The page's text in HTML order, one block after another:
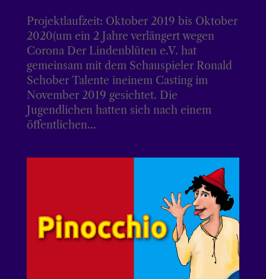
Projektlaufzeit: Oktober 2019 bis Oktober
2020(um ein 2 Jahre verlängert wegen
Corona Der Lindenblüten e.V. hat
gemeinsam mit dem Schauspieler Ronald
Schober Talente ineinem Casting im
November 2019 gesichtet. Die
Jugendlichen hatten sich nach einem
öffentlichen...